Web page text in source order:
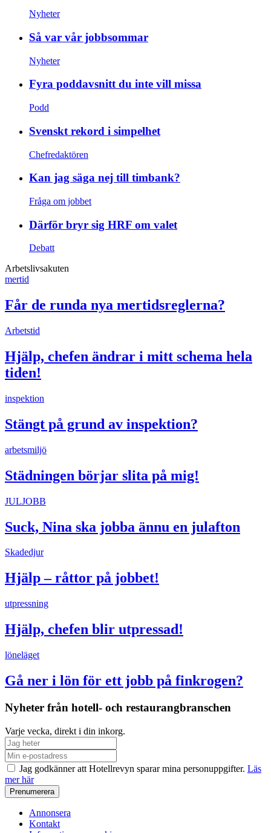
Nyheter
Så var vår jobbsommar
Nyheter
Fyra poddavsnitt du inte vill missa
Podd
Svenskt rekord i simpelhet
Chefredaktören
Kan jag säga nej till timbank?
Fråga om jobbet
Därför bryr sig HRF om valet
Debatt
Arbetslivsakuten
mertid
Får de runda nya mertidsreglerna?
Arbetstid
Hjälp, chefen ändrar i mitt schema hela
tiden!
inspektion
Stängt på grund av inspektion?
arbetsmiljö
Städningen börjar slita på mig!
JULJOBB
Suck, Nina ska jobba ännu en julafton
Skadedjur
Hjälp – råttor på jobbet!
utpressning
Hjälp, chefen blir utpressad!
löneläget
Gå ner i lön för ett jobb på finkrogen?
Nyheter från hotell- och restaurangbranschen
Varje vecka, direkt i din inkorg.
Jag godkänner att Hotellrevyn sparar mina personuppgifter. Läs
mer här
Annonsera
Kontakt